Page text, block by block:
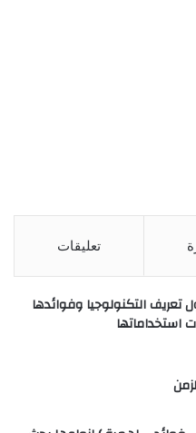
تعليقات
التكنولوجيا وفوائدها
استخداماتها